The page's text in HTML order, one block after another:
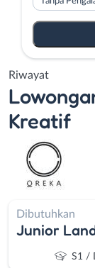
Riwayat
Kreatif
Dibutuhkan
Junior
S1 /